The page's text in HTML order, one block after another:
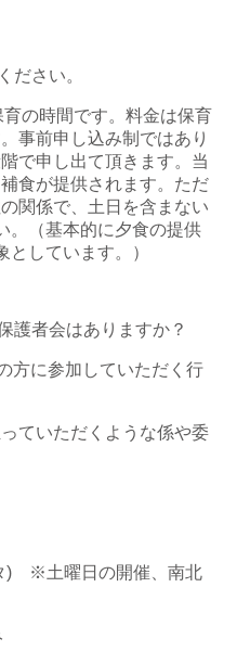
ださい。
の時間です。料金は保育
事前申し込み制ではあり
で申し出て頂きます。当
食が提供されます。ただ
関係で、土日を含まない
。（基本的に夕食の提供
しています。）
護者会はありますか？
方に参加していただく行
ていただくような係や委
) ※土曜日の開催、南北